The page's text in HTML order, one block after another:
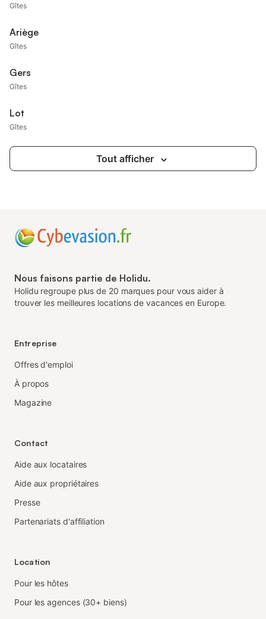
Gîtes
Ariège
Gîtes
Gers
Gîtes
Lot
Gîtes
Tout afficher
Nous faisons partie de Holidu.
Holidu regroupe plus de 20 marques pour vous aider à
trouver les meilleures locations de vacances en Europe.
Entreprise
Offres d'emploi
À propos
Magazine
Contact
Aide aux locataires
Aide aux propriétaires
Presse
Partenariats d'affiliation
Location
Pour les hôtes
Pour les agences (30+ biens)